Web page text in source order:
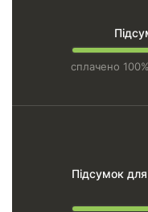
сплачено 100%
Підсумок